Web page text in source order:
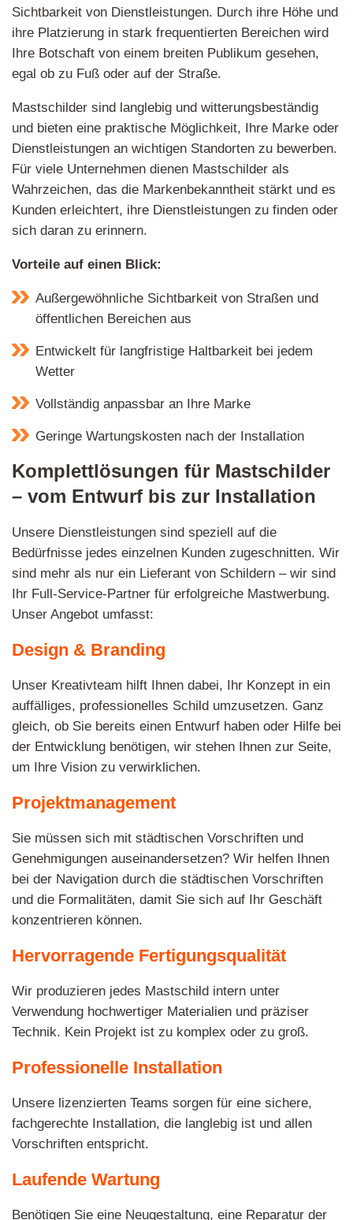
Sichtbarkeit von Dienstleistungen. Durch ihre Höhe und
ihre Platzierung in stark frequentierten Bereichen wird
Ihre Botschaft von einem breiten Publikum gesehen,
egal ob zu Fuß oder auf der Straße.
Mastschilder sind langlebig und witterungsbeständig
und bieten eine praktische Möglichkeit, Ihre Marke oder
Dienstleistungen an wichtigen Standorten zu bewerben.
Für viele Unternehmen dienen Mastschilder als
Wahrzeichen, das die Markenbekanntheit stärkt und es
Kunden erleichtert, ihre Dienstleistungen zu finden oder
sich daran zu erinnern.
Vorteile auf einen Blick:
Außergewöhnliche Sichtbarkeit von Straßen und
öffentlichen Bereichen aus
Entwickelt für langfristige Haltbarkeit bei jedem
Wetter
Vollständig anpassbar an Ihre Marke
Geringe Wartungskosten nach der Installation
Komplettlösungen für Mastschilder
– vom Entwurf bis zur Installation
Unsere Dienstleistungen sind speziell auf die
Bedürfnisse jedes einzelnen Kunden zugeschnitten. Wir
sind mehr als nur ein Lieferant von Schildern – wir sind
Ihr Full-Service-Partner für erfolgreiche Mastwerbung.
Unser Angebot umfasst:
Design & Branding
Unser Kreativteam hilft Ihnen dabei, Ihr Konzept in ein
auffälliges, professionelles Schild umzusetzen. Ganz
gleich, ob Sie bereits einen Entwurf haben oder Hilfe bei
der Entwicklung benötigen, wir stehen Ihnen zur Seite,
um Ihre Vision zu verwirklichen.
Projektmanagement
Sie müssen sich mit städtischen Vorschriften und
Genehmigungen auseinandersetzen? Wir helfen Ihnen
bei der Navigation durch die städtischen Vorschriften
und die Formalitäten, damit Sie sich auf Ihr Geschäft
konzentrieren können.
Hervorragende Fertigungsqualität
Wir produzieren jedes Mastschild intern unter
Verwendung hochwertiger Materialien und präziser
Technik. Kein Projekt ist zu komplex oder zu groß.
Professionelle Installation
Unsere lizenzierten Teams sorgen für eine sichere,
fachgerechte Installation, die langlebig ist und allen
Vorschriften entspricht.
Laufende Wartung
Benötigen Sie eine Neugestaltung, eine Reparatur der